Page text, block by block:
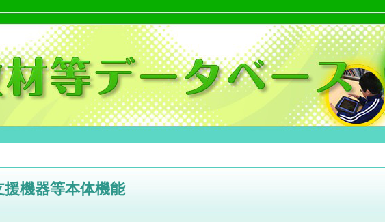
機器等本体機能